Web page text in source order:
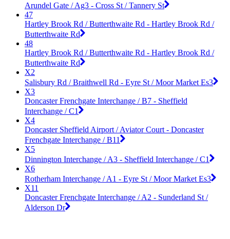
Arundel Gate / Ag3 - Cross St / Tannery St
47
Hartley Brook Rd / Butterthwaite Rd - Hartley Brook Rd /
Butterthwaite Rd
48
Hartley Brook Rd / Butterthwaite Rd - Hartley Brook Rd /
Butterthwaite Rd
X2
Salisbury Rd / Braithwell Rd - Eyre St / Moor Market Es3
X3
Doncaster Frenchgate Interchange / B7 - Sheffield
Interchange / C1
X4
Doncaster Sheffield Airport / Aviator Court - Doncaster
Frenchgate Interchange / B11
X5
Dinnington Interchange / A3 - Sheffield Interchange / C1
X6
Rotherham Interchange / A1 - Eyre St / Moor Market Es3
X11
Doncaster Frenchgate Interchange / A2 - Sunderland St /
Alderson Dr